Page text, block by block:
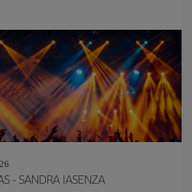
- SANDRA IASENZA